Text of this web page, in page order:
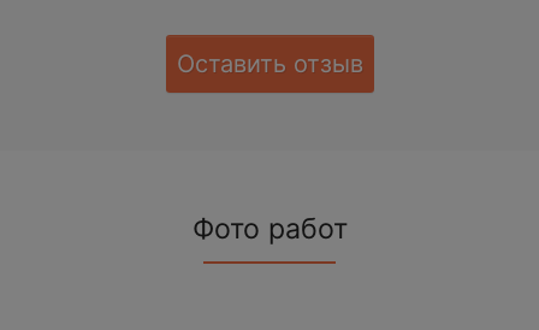
Оставить отзыв
Фото работ